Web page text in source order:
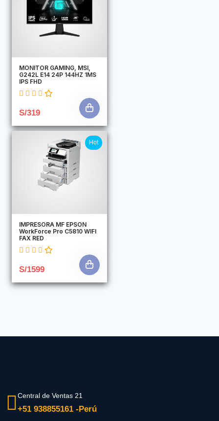
MONITOR GAMING, MSI,
G242L E14 24P 144HZ 1MS
IPS FHD
S/319
Hot
IMPRESORA MF EPSON
WorkForce Pro C5810 WIFI
FAX RED
S/1599
Central de Ventas 21
+51 938855161 -Perú